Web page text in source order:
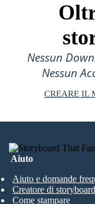
Nessun
Nessun
CREARE IL
Aiuto
Aiuto e domande
Creatore di storyboard
Come stampare